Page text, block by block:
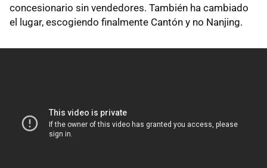
concesionario sin vendedores. También ha cambiado
el lugar, escogiendo finalmente Cantón y no Nanjing.